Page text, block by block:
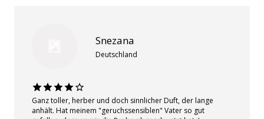
Snezana
Deutschland
Ganz toller, herber und doch sinnlicher Duft, der lange
anhält. Hat meinem "geruchssensiblen" Vater so gut